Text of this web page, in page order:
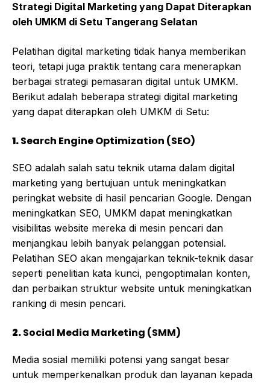
Strategi Digital Marketing yang Dapat Diterapkan
oleh UMKM di Setu Tangerang Selatan
Pelatihan digital marketing tidak hanya memberikan
teori, tetapi juga praktik tentang cara menerapkan
berbagai strategi pemasaran digital untuk UMKM.
Berikut adalah beberapa strategi digital marketing
yang dapat diterapkan oleh UMKM di Setu:
1.Search Engine Optimization (SEO)
SEO adalah salah satu teknik utama dalam digital
marketing yang bertujuan untuk meningkatkan
peringkat website di hasil pencarian Google. Dengan
meningkatkan SEO, UMKM dapat meningkatkan
visibilitas website mereka di mesin pencari dan
menjangkau lebih banyak pelanggan potensial.
Pelatihan SEO akan mengajarkan teknik-teknik dasar
seperti penelitian kata kunci, pengoptimalan konten,
dan perbaikan struktur website untuk meningkatkan
ranking di mesin pencari.
2.Social Media Marketing (SMM)
Media sosial memiliki potensi yang sangat besar
untuk memperkenalkan produk dan layanan kepada